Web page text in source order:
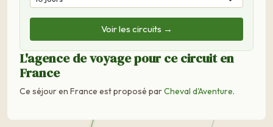
Voir les circuits →
L'agence de voyage pour ce circuit en
France
Ce séjour en France est proposé parCheval d'Aventure.